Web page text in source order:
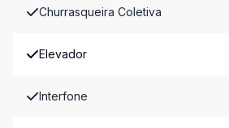
Churrasqueira Coletiva
Elevador
Interfone